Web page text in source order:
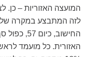
המועצה האזוריות – כן.
לזה המתבצע במקרה של
החישוב,
האזורית. כל מועמד